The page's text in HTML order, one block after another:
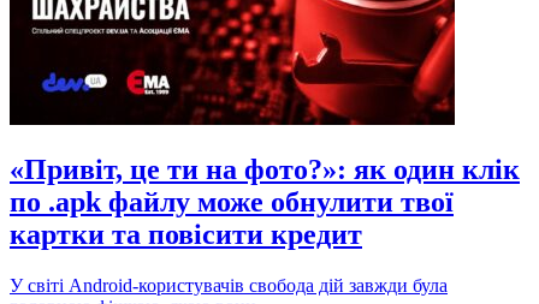
«Привіт, це ти на фото?»: як один клік
по .apk файлу може обнулити твої
картки та повісити кредит
У світі Android-користувачів свобода дій завжди була